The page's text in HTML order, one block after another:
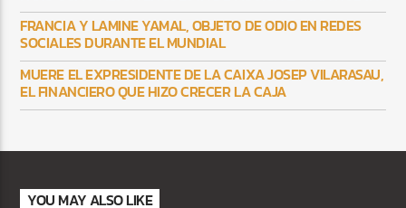
FRANCIA Y LAMINE YAMAL, OBJETO DE ODIO EN REDES
SOCIALES DURANTE EL MUNDIAL
MUERE EL EXPRESIDENTE DE LA CAIXA JOSEP VILARASAU,
EL FINANCIERO QUE HIZO CRECER LA CAJA
YOU MAY ALSO LIKE